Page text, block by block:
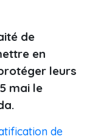
de
en
leurs
mai le
de